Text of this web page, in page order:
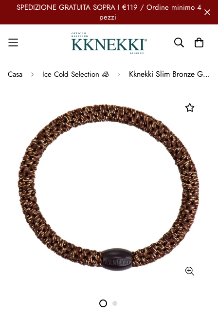
SPEDIZIONE GRATUITA SOPRA I €119 / Ordine minimo 4
pezzi
Casa Ice Cold Selection 🧊 Kknekki Slim Bronze Glitter